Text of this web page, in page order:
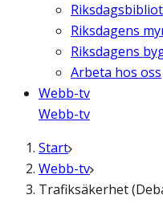
Riksdagens
Riksdagens
Arbeta hos oss
Webb-tv
Webb-tv
Start
Webb-tv
Trafiksäkerhet